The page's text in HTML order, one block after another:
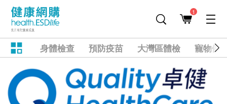
1
身體檢查 預防疫苗 大灣區體檢 寵物健